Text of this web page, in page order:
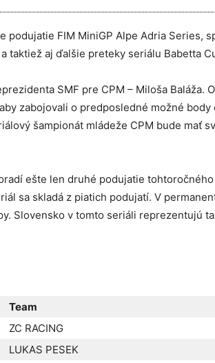
FIM MiniGP Alpe Adria Series,
taktiež aj ďalšie preteky seriálu Babetta
SMF pre CPM – Miloša Baláža.
zabojovali o predposledné možné body
šampionát mládeže CPM bude mať
ešte len druhé podujatie tohtoročného
sa skladá z piatich podujatí. V
Slovensko v tomto seriáli reprezentujú
Team
ZC RACING
LUKAS PESEK